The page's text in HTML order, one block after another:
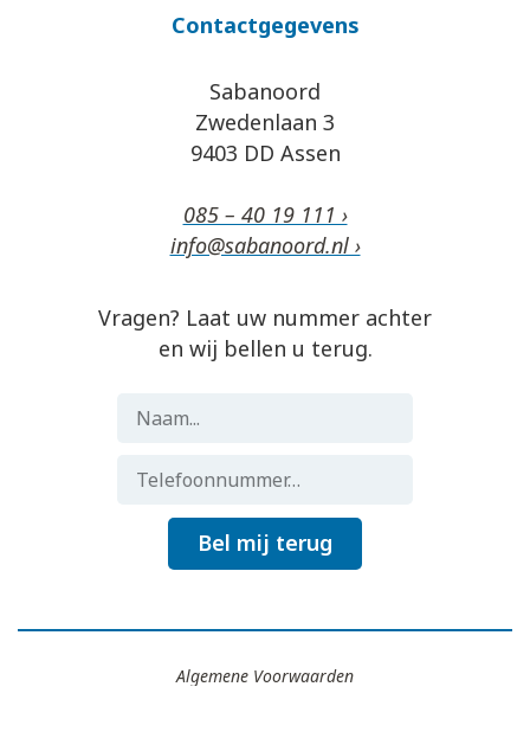
Contactgegevens
Sabanoord
Zwedenlaan 3
9403 DD Assen
085 – 40 19 111 ›
info@sabanoord.nl ›
Vragen? Laat uw nummer achter
en wij bellen u terug.
Bel mij terug
Algemene Voorwaarden